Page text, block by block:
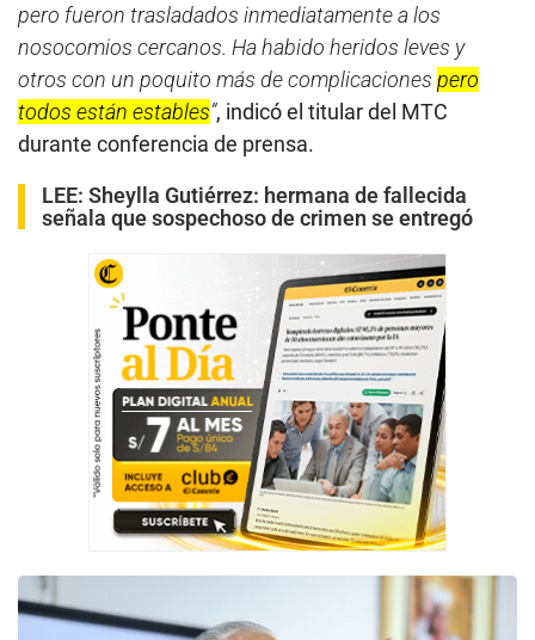
pero fueron trasladados inmediatamente a los
nosocomios cercanos. Ha habido heridos leves y
otros con un poquito más de complicaciones pero
todos están estables”, indicó el titular del MTC
durante conferencia de prensa.
LEE: Sheylla Gutiérrez: hermana de fallecida
señala que sospechoso de crimen se entregó